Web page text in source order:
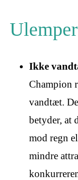
Ulemper
Ikke
Champion
vandtæt.
betyder, at
mod regn
mindre